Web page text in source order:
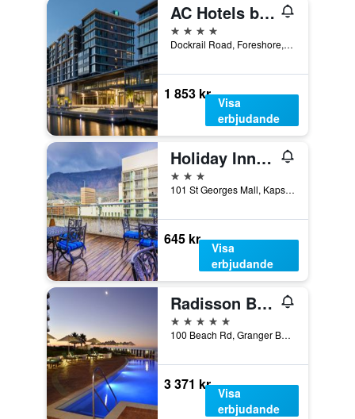
AC Hotels by Marriott Cape Town Waterfront
4 stjärnor
Dockrail Road, Foreshore, 1, Kapstaden, Västra Kapprovinsen, Sydafrika
1 853 kr
Visa
erbjudande
Holiday Inn Express Cape Town City Centre by IHG
3 stjärnor
101 St Georges Mall, Kapstaden, Västra Kapprovinsen, Sydafrika
645 kr
Visa
erbjudande
Radisson Blu Hotel Waterfront, Cape Town
5 stjärnor
100 Beach Rd, Granger Bay, Cape Town, Kapstaden, Västra Kapprovinsen, Sydafrika
3 371 kr
Visa
erbjudande